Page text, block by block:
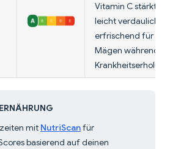
Vitamin C stärkt
leicht verdaulich.
erfrischend für
Mägen während
mit NutriScanfür
basierend auf deinen